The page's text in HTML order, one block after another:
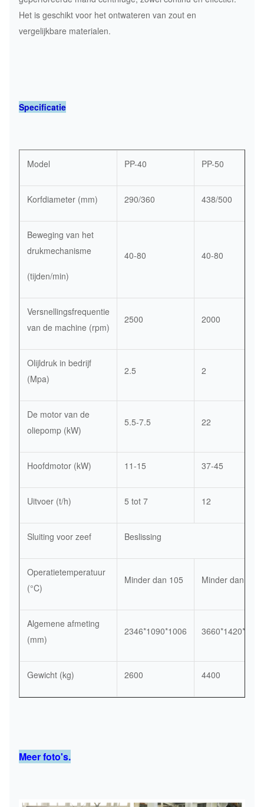
Het is geschikt voor het ontwateren van zout en
vergelijkbare materialen.
Specificatie
Model PP-40 PP-50
Korfdiameter (mm) 290/360 438/500
Beweging van het
drukmechanisme
(tijden/min)
40-80 40-80
Versnellingsfrequentie
van de machine (rpm)
2500 2000
Olijldruk in bedrijf
(Mpa)
2.5 2
De motor van de
oliepomp (kW)
5.5-7.5 22
Hoofdmotor (kW) 11-15 37-45
Uitvoer (t/h) 5 tot 7 12
Sluiting voor zeef Beslissing
Operatietemperatuur
(°C)
Minder dan 105 Minder dan 105
Algemene afmeting
(mm)
2346*1090*1006 3660*1420*2078
Gewicht (kg) 2600 4400
Meer foto's.